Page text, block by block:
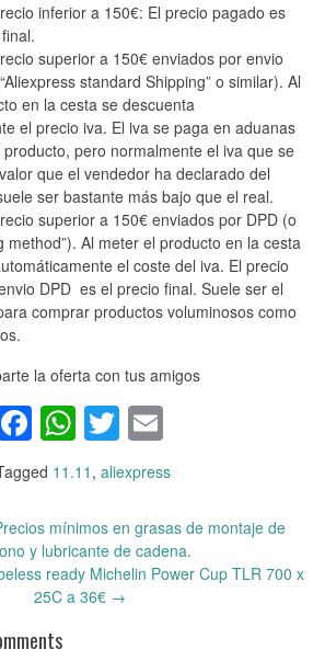
inferior a 150€: El precio pagado es
superior a 150€ enviados por envio
standard Shipping” o similar). Al
en la cesta se descuenta
el precio iva. El iva se paga en aduanas
pero normalmente el iva que se
que el vendedor ha declarado del
ser bastante más bajo que el real.
superior a 150€ enviados por DPD (o
method”). Al meter el producto en la cesta
el coste del iva. El precio
DPD es el precio final. Suele ser el
comprar productos voluminosos como
la oferta con tus amigos
Facebook
WhatsApp
Twitter
11.11 , aliexpress
mínimos en grasas de montaje de
y lubricante de cadena.
ready Michelin Power Cup TLR 700 x
25C a 36€ →